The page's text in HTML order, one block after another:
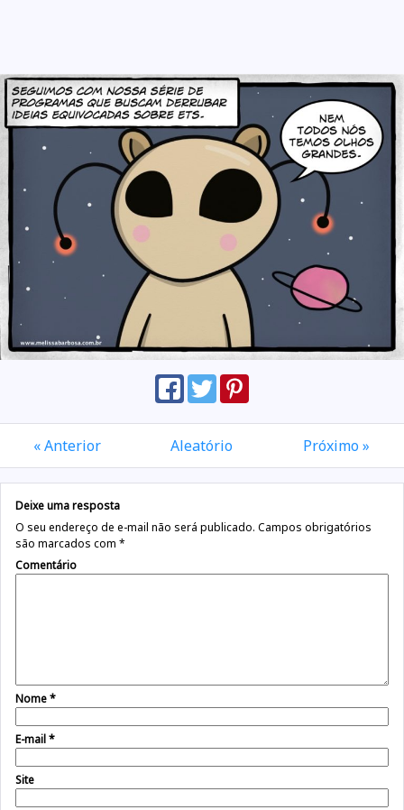
« Anterior Aleatório Próximo »
Deixe uma resposta
O seu endereço de e-mail não será publicado. Campos obrigatórios
são marcados com *
Comentário
Nome*
E-mail*
Site